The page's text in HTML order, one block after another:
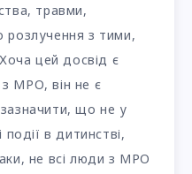
травми,
розлучення з тими,
Хоча цей досвід є
МРО, він не є
що не у
в дитинстві,
не всі люди з МРО